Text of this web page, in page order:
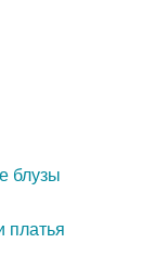
блузы
платья